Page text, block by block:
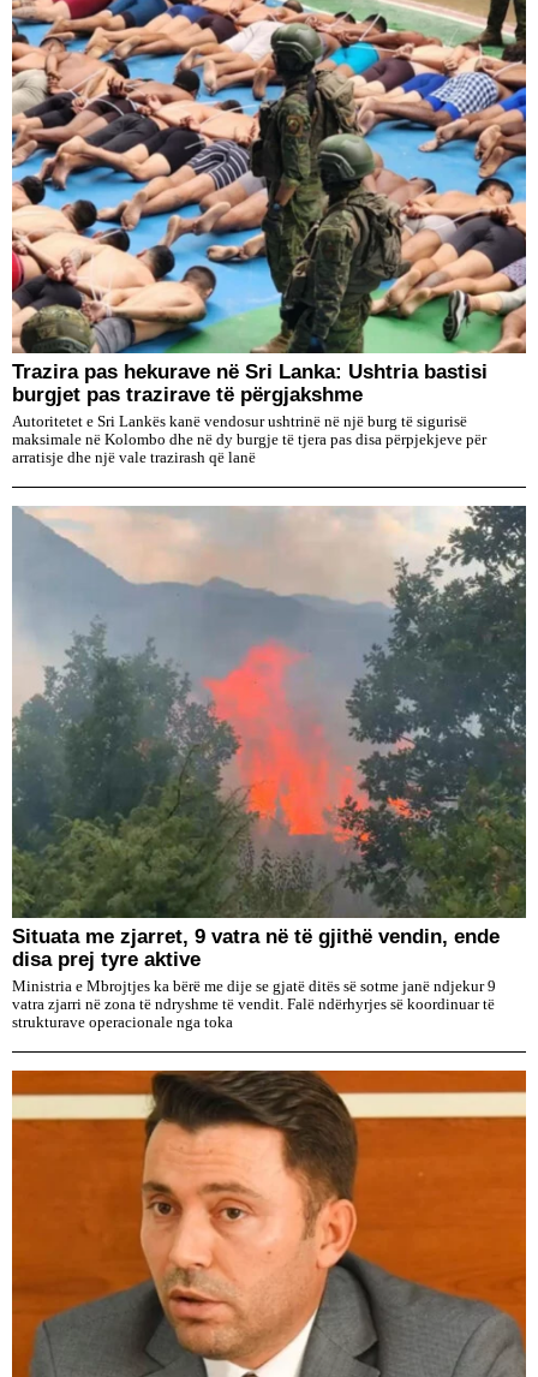
Trazira pas hekurave në Sri Lanka: Ushtria bastisi
burgjet pas trazirave të përgjakshme
Autoritetet e Sri Lankës kanë vendosur ushtrinë në një burg të sigurisë
maksimale në Kolombo dhe në dy burgje të tjera pas disa përpjekjeve për
arratisje dhe një vale trazirash që lanë
Situata me zjarret, 9 vatra në të gjithë vendin, ende
disa prej tyre aktive
Ministria e Mbrojtjes ka bërë me dije se gjatë ditës së sotme janë ndjekur 9
vatra zjarri në zona të ndryshme të vendit. Falë ndërhyrjes së koordinuar të
strukturave operacionale nga toka